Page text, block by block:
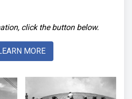
click the button below.
MORE